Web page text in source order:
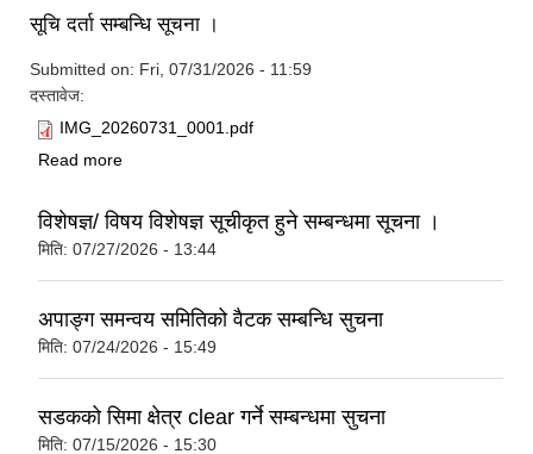
सूचि दर्ता सम्बन्धि सूचना ।
Submitted on: Fri, 07/31/2026 - 11:59
दस्तावेज:
IMG_20260731_0001.pdf
Read more
विशेषज्ञ/ विषय विशेषज्ञ सूचीकृत हुने सम्बन्धमा सूचना ।
मिति: 07/27/2026 - 13:44
अपाङ्ग समन्वय समितिको वैटक सम्बन्धि सुचना
मिति: 07/24/2026 - 15:49
सडकको सिमा क्षेत्र clear गर्ने सम्बन्धमा सुचना
मिति: 07/15/2026 - 15:30